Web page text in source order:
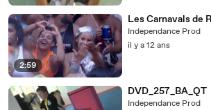
2:59
Les Carnavals de
Independance Prod
il y a 12 ans
DVD_257_BA_QT
Independance Prod